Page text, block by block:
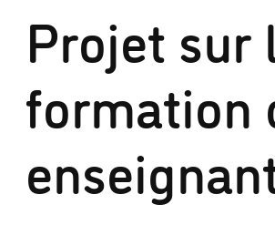
Projet sur
formation